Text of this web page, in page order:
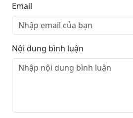
Email
Nội dung bình luận